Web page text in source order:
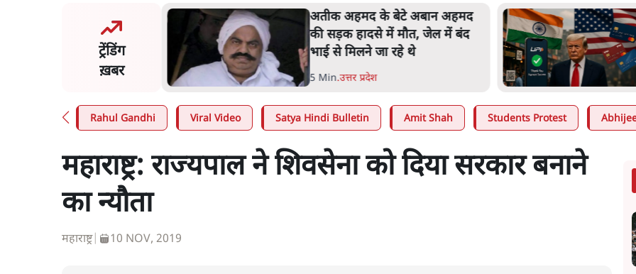
ट्रेंडिंग
ख़बर
बोले- 'जेन ज़ी पर आँख
आंदोलन देश-विरोधी
अतुल लिमये बोले थे- 'एंटी
अतीक अहमद के बेटे अबान अहमद
की सड़क हादसे में मौत, जेल में बंद
भाई से मिलने जा रहे थे
5 Min.उत्तर प्रदेश
Rahul Gandhi Viral Video Satya Hindi Bulletin Amit Shah Students Protest
महाराष्ट्र: राज्यपाल ने शिवसेना को दिया सरकार बनाने
का न्यौता
महाराष्ट्र| 10 NOV, 2019